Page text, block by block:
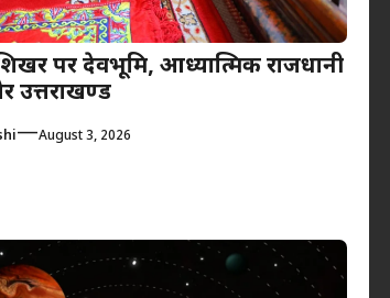
पर देवभूमि, आध्यात्मिक राजधानी
उत्तराखण्ड
—August 3, 2026